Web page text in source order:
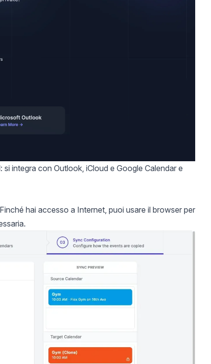
integra con Outlook, iCloud e Google Calendar e
hai accesso a Internet, puoi usare il browser per